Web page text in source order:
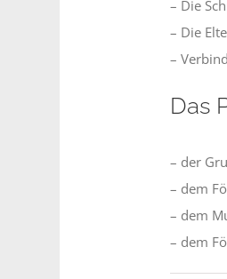
– Die
– Die
–
Das
– der
– dem
– dem
– dem